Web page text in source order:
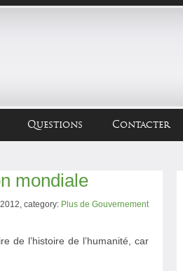
Questions Contacter
mondiale
category: Plus de Gouvernement
de l’histoire de l’humanité, car